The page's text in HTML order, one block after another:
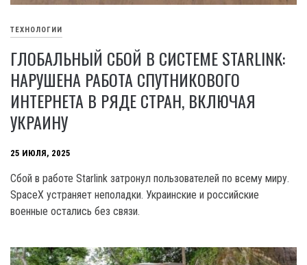
ТЕХНОЛОГИИ
ГЛОБАЛЬНЫЙ СБОЙ В СИСТЕМЕ STARLINK:
НАРУШЕНА РАБОТА СПУТНИКОВОГО
ИНТЕРНЕТА В РЯДЕ СТРАН, ВКЛЮЧАЯ
УКРАИНУ
25 ИЮЛЯ, 2025
Сбой в работе Starlink затронул пользователей по всему миру.
SpaceX устраняет неполадки. Украинские и российские
военные остались без связи.